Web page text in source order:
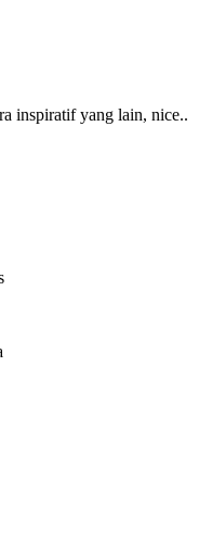
inspiratif yang lain, nice..